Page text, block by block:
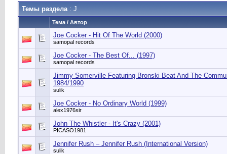
Темы раздела: J
Тема / Автор
Joe Cocker - Hit Of The World (2000)
samopal records
Joe Cocker - The Best Of... (1997)
samopal records
Jimmy Somerville Featuring Bronski Beat And The
1984/1990
sulik
Joe Cocker - No Ordinary World (1999)
alex1976sir
John The Whistler - It's Crazy (2001)
PICASO1981
Jennifer Rush ‎– Jennifer Rush (International Version)
sulik